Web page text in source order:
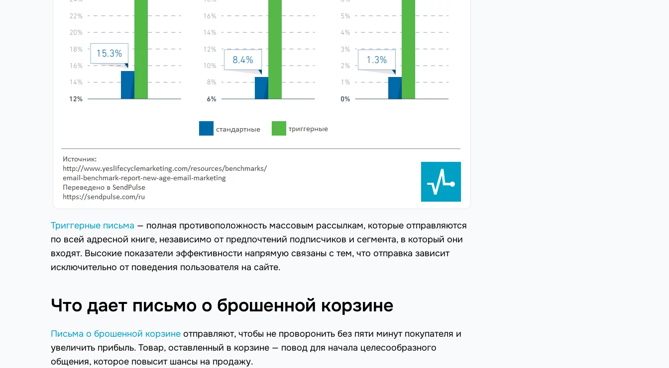
Триггерные письма — полная противоположность массовым рассылкам, которые отправляются
по всей адресной книге, независимо от предпочтений подписчиков и сегмента, в который они
входят. Высокие показатели эффективности напрямую связаны с тем, что отправка зависит
исключительно от поведения пользователя на сайте.
Что дает письмо о брошенной корзине
Письма о брошенной корзине отправляют, чтобы не проворонить без пяти минут покупателя и
увеличить прибыль. Товар, оставленный в корзине — повод для начала целесообразного
общения, которое повысит шансы на продажу.